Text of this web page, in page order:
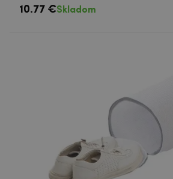
10.77 €Skladom